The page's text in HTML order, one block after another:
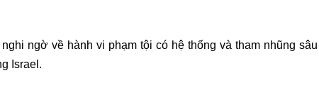
ngờ về hành vi phạm tội có hệ thống và tham nhũng sâu
Israel.